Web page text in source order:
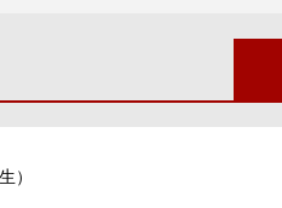
）